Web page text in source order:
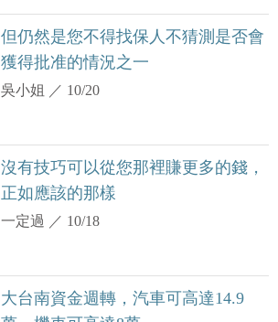
但仍然是您不得找保人不猜測是否會
獲得批准的情況之一
吳小姐 ／ 10/20
沒有技巧可以從您那裡賺更多的錢，
正如應該的那樣
一定過 ／ 10/18
大台南資金週轉，汽車可高達14.9